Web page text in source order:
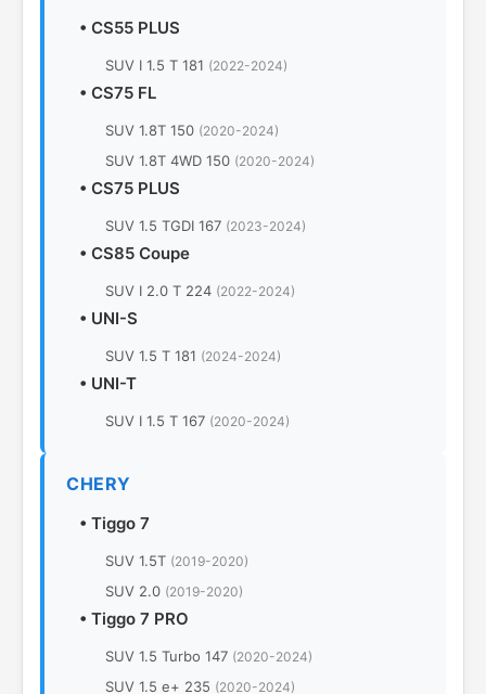
• CS55 PLUS
SUV I 1.5 T 181 (2022-2024)
• CS75 FL
SUV 1.8T 150 (2020-2024)
SUV 1.8T 4WD 150 (2020-2024)
• CS75 PLUS
SUV 1.5 TGDI 167 (2023-2024)
• CS85 Coupe
SUV I 2.0 T 224 (2022-2024)
• UNI-S
SUV 1.5 T 181 (2024-2024)
• UNI-T
SUV I 1.5 T 167 (2020-2024)
CHERY
• Tiggo 7
SUV 1.5T (2019-2020)
SUV 2.0 (2019-2020)
• Tiggo 7 PRO
SUV 1.5 Turbo 147 (2020-2024)
SUV 1.5 e+ 235 (2020-2024)